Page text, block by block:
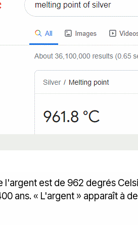
l'argent est de 962 degrés
ans. « L'argent » apparaît à